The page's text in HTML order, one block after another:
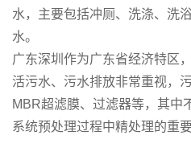
水，主要包括冲厕、洗涤、洗
水。
广东深圳作为广东省经济特区
活污水、污水排放非常重视，
MBR超滤膜、过滤器等，其中
系统预处理过程中精处理的重要